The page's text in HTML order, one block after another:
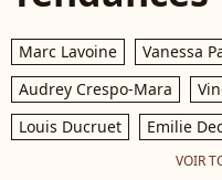
Marc Lavoine Vanessa
Audrey Crespo-Mara
Louis Ducruet
Emilie
VOIR